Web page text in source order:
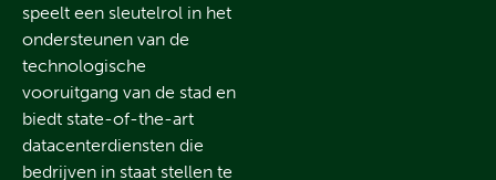
speelt een sleutelrol in het
ondersteunen van de
technologische
vooruitgang van de stad en
biedt state-of-the-art
datacenterdiensten die
bedrijven in staat stellen te